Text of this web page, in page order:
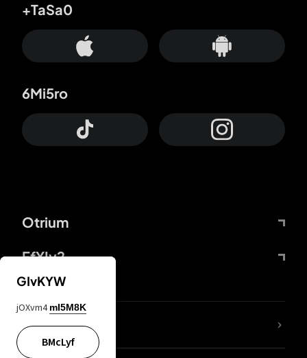
Otrium
FfYIy2
+TaSa0
6Mi5ro
ZbBJcb
GIvKYW
jOXvm4 mI5M8K
BMcLyf